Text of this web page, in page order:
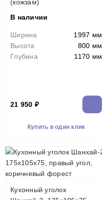
(кожзам)
В наличии
Ширина
1997 мм
Высота
800 мм
Глубина
1170 мм
21 950 ₽
Купить в один клик
Кухонный уголок